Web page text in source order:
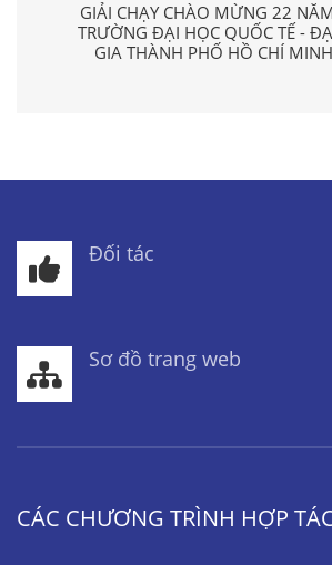
GIẢI CHẠY CHÀO MỪNG 22
TRƯỜNG ĐẠI HỌC QUỐC TẾ -
GIA THÀNH PHỐ HỒ CHÍ
Đối tác
Sơ đồ trang web
CÁC CHƯƠNG TRÌNH HỢP